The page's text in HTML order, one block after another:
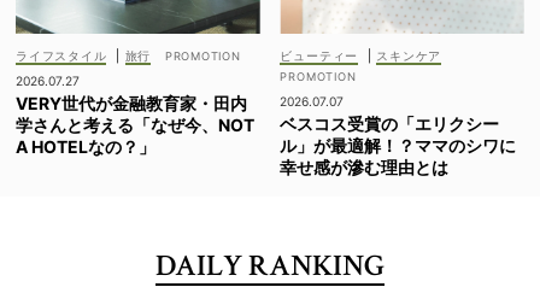
ライフスタイル
旅行
2026.07.27
VERY世代が金融教育家・田内
学さんと考える「なぜ今、NOT
A HOTELなの？」
ビューティー スキンケア
2026.07.07
ベスコス受賞の「エリクシー
ル」が最適解！？ママのシワに
幸せ感が滲む理由とは
DAILY RANKING